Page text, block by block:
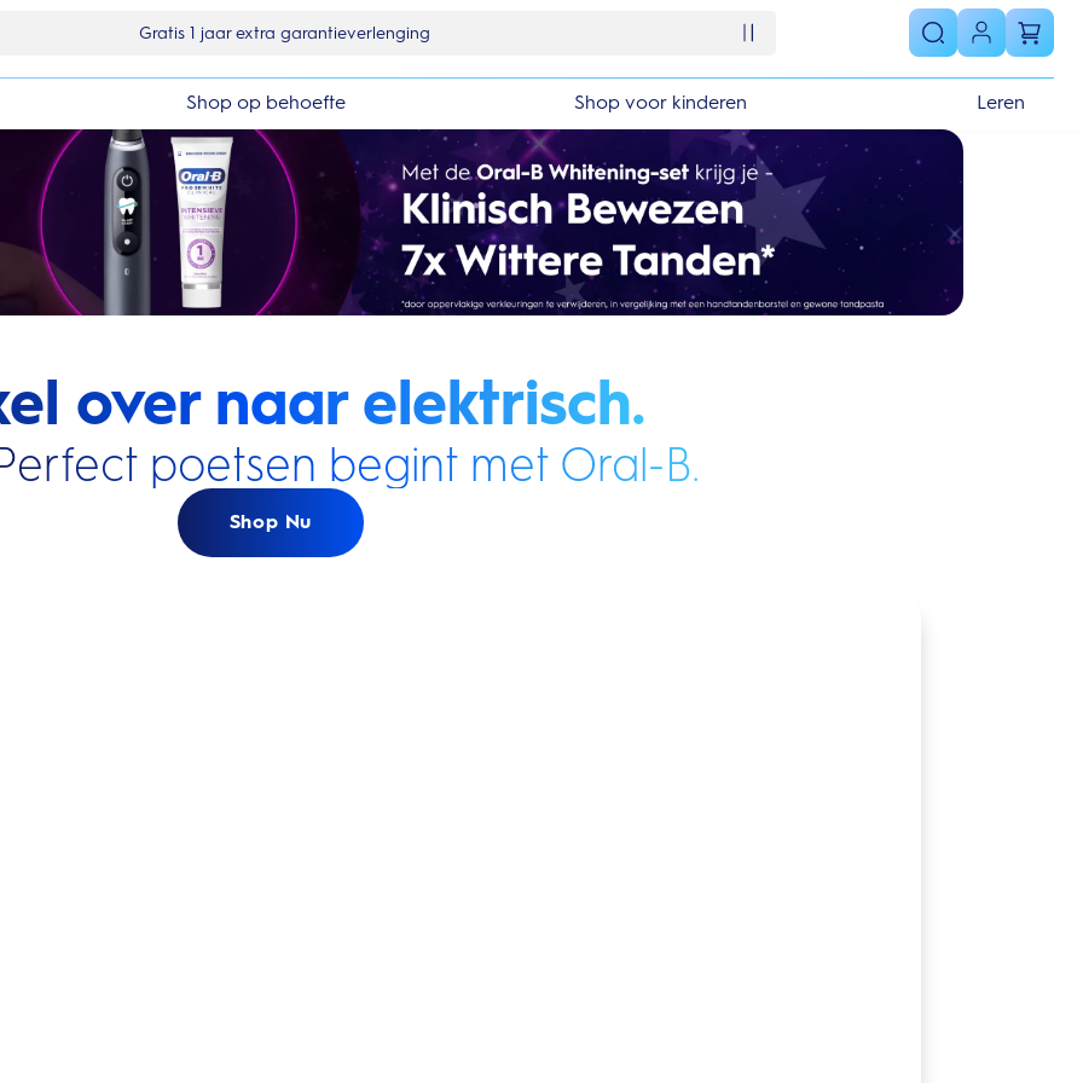
10% korting op je 1e bestelling
Shop op behoefte Shop voor kinderen Leren
over naar elektrisch.
poetsen begint met Oral-B.
Shop Nu